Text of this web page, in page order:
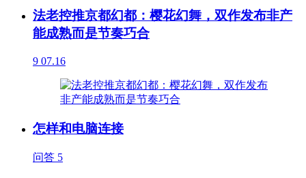
法老控推京都幻都：樱花幻舞，双作发布非产
能成熟而是节奏巧合
9 07.16
怎样和电脑连接
问答 5